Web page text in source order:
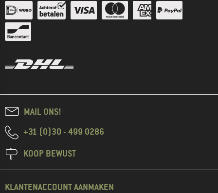
MAIL ONS!
+31 (0)30 - 499 0286
KOOP BEWUST
KLANTENACCOUNT AANMAKEN